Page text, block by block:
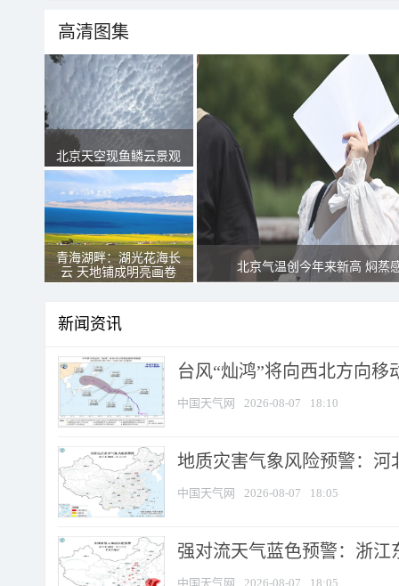
高清图集
北京天空现鱼鳞云景观
青海湖畔：湖光花海长
云 天地铺成明亮画卷
北京气温创今年来新高 焖蒸
新闻资讯
台风“灿鸿”将向西北方向移
中国天气网 2026-08-07 18:10
地质灾害气象风险预警：河
中国天气网 2026-08-07 18:05
强对流天气蓝色预警：浙江
中国天气网 2026-08-07 18:05